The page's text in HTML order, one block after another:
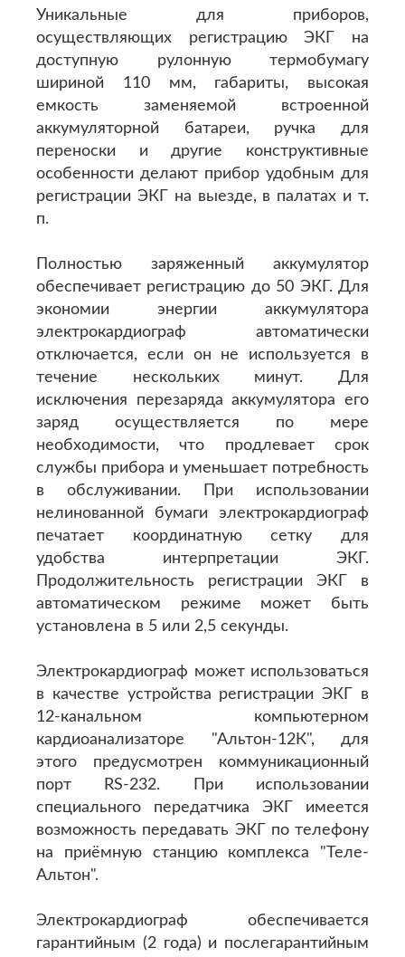
Уникальные для приборов,
осуществляющих регистрацию ЭКГ на
доступную рулонную термобумагу
шириной 110 мм, габариты, высокая
емкость заменяемой встроенной
аккумуляторной батареи, ручка для
переноски и другие конструктивные
особенности делают прибор удобным для
регистрации ЭКГ на выезде, в палатах и т.
п.
Полностью заряженный аккумулятор
обеспечивает регистрацию до 50 ЭКГ. Для
экономии энергии аккумулятора
электрокардиограф автоматически
отключается, если он не используется в
течение нескольких минут. Для
исключения перезаряда аккумулятора его
заряд осуществляется по мере
необходимости, что продлевает срок
службы прибора и уменьшает потребность
в обслуживании. При использовании
нелинованной бумаги электрокардиограф
печатает координатную сетку для
удобства интерпретации ЭКГ.
Продолжительность регистрации ЭКГ в
автоматическом режиме может быть
установлена в 5 или 2,5 секунды.
Электрокардиограф может использоваться
в качестве устройства регистрации ЭКГ в
12-канальном компьютерном
кардиоанализаторе "Альтон-12К", для
этого предусмотрен коммуникационный
порт RS-232. При использовании
специального передатчика ЭКГ имеется
возможность передавать ЭКГ по телефону
на приёмную станцию комплекса "Теле-
Альтон".
Электрокардиограф обеспечивается
гарантийным (2 года) и послегарантийным